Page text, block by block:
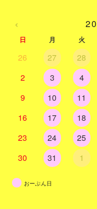
‹
日 月 火
26 27 28
2
3 4
9
10 11
16
17 18
23
24 25
30
31 1
おーぷん日